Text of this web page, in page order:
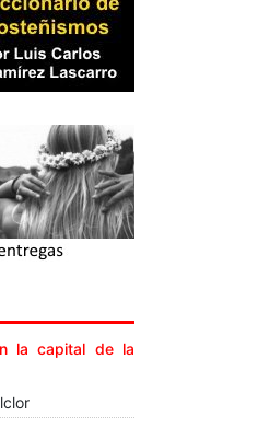
la capital de la